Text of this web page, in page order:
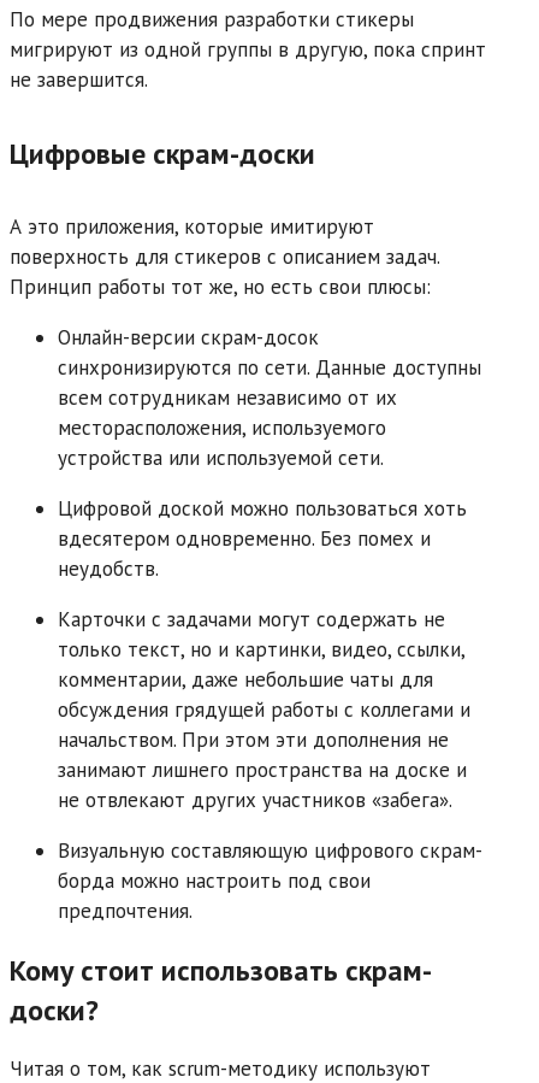
По мере продвижения разработки стикеры
мигрируют из одной группы в другую, пока спринт
не завершится.
Цифровые скрам-доски
А это приложения, которые имитируют
поверхность для стикеров с описанием задач.
Принцип работы тот же, но есть свои плюсы:
Онлайн-версии скрам-досок
синхронизируются по сети. Данные доступны
всем сотрудникам независимо от их
месторасположения, используемого
устройства или используемой сети.
Цифровой доской можно пользоваться хоть
вдесятером одновременно. Без помех и
неудобств.
Карточки с задачами могут содержать не
только текст, но и картинки, видео, ссылки,
комментарии, даже небольшие чаты для
обсуждения грядущей работы с коллегами и
начальством. При этом эти дополнения не
занимают лишнего пространства на доске и
не отвлекают других участников «забега».
Визуальную составляющую цифрового скрам-
борда можно настроить под свои
предпочтения.
Кому стоит использовать скрам-
доски?
Читая о том, как scrum-методику используют